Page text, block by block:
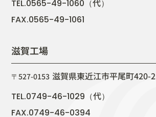
TEL.0565-49-1060（代）
FAX.0565-49-1061
滋賀工場
〒527-0153 滋賀県東近江市平尾町420-2
TEL.0749-46-1029（代）
FAX.0749-46-0394